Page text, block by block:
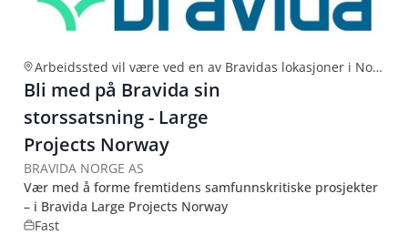
Arbeidssted vil være ved en av Bravidas lokasjoner i Norge
Bli med på Bravida sin
storssatsning - Large
Projects Norway
BRAVIDA NORGE AS
Vær med å forme fremtidens samfunnskritiske prosjekter
– i Bravida Large Projects Norway
Fast